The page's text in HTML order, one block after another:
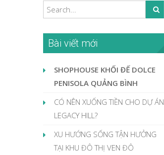
Bài viết mới
SHOPHOUSE KHỐI ĐẾ DOLCE
PENISOLA QUẢNG BÌNH
CÓ NÊN XUỐNG TIỀN CHO DỰ ÁN
LEGACY HILL?
XU HƯỚNG SỐNG TẬN HƯỞNG
TẠI KHU ĐÔ THỊ VEN ĐÔ